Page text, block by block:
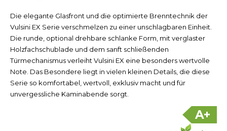
Die elegante Glasfront und die optimierte Brenntechnik der
Vulsini EX Serie verschmelzen zu einer unschlagbaren Einheit.
Die runde, optional drehbare schlanke Form, mit verglaster
Holzfachschublade und dem sanft schließenden
Türmechanismus verleiht Vulsini EX eine besonders wertvolle
Note. Das Besondere liegt in vielen kleinen Details, die diese
Serie so komfortabel, wertvoll, exklusiv macht und für
unvergessliche Kaminabende sorgt.
A+